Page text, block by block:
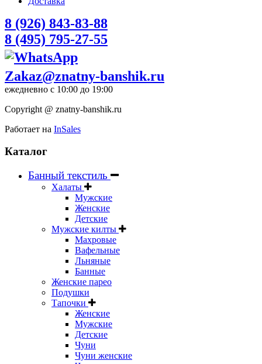
8 (926) 843-83-88
8 (495) 795-27-55
Zakaz@znatny-banshik.ru
ежедневно с 10:00 до 19:00
Copyright @ znatny-banshik.ru
Работает на InSales
Каталог
Банный текстиль
Халаты
Мужские
Женские
Детские
Мужские килты
Махровые
Вафельные
Льняные
Банные
Женские парео
Подушки
Тапочки
Женские
Мужские
Детские
Чуни
Чуни женские